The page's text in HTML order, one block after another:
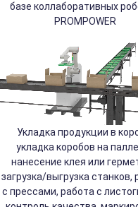
базе коллаборативных
PROMPOWER
Укладка продукции в
укладка коробов на
нанесение клея или
загрузка/выгрузка станков,
с прессами, работа с